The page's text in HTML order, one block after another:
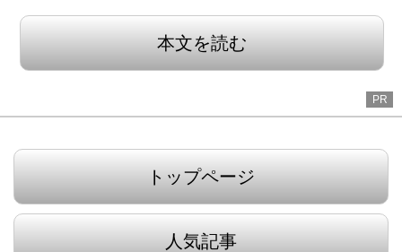
本文を読む
PR
トップページ
人気記事